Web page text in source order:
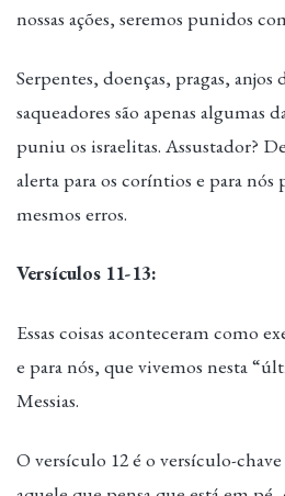
nossas ações, seremos punidos
Serpentes, doenças, pragas,
saqueadores são apenas algumas
puniu os israelitas. Assustador?
alerta para os coríntios e para nós
mesmos erros.
Versículos 11-13:
Essas coisas aconteceram como
e para nós, que vivemos nesta
Messias.
O versículo 12 é o versículo-chave